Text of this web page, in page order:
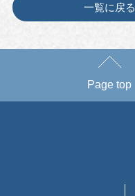
一覧に戻る
Page top